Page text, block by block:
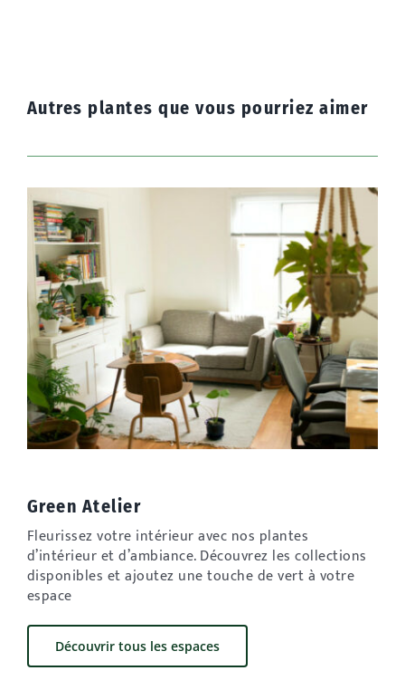
Autres plantes que vous pourriez aimer
Green Atelier
Fleurissez votre intérieur avec nos plantes
d’intérieur et d’ambiance. Découvrez les collections
disponibles et ajoutez une touche de vert à votre
espace
Découvrir tous les espaces